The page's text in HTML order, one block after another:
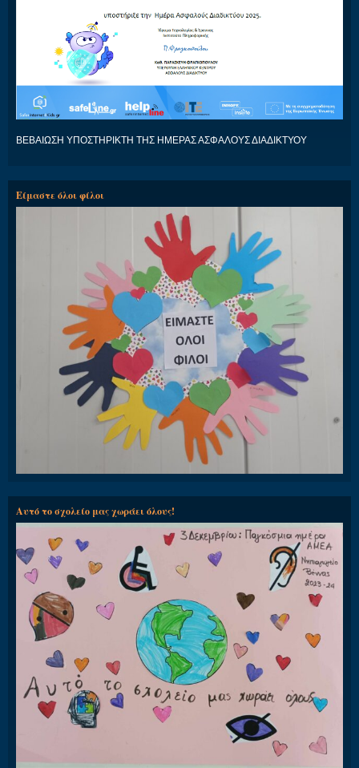
ΒΕΒΑΙΩΣΗ ΥΠΟΣΤΗΡΙΚΤΗ ΤΗΣ ΗΜΕΡΑΣ ΑΣΦΑΛΟΥΣ ΔΙΑΔΙΚΤΥΟΥ
Είμαστε όλοι φίλοι
Αυτό το σχολείο μας χωράει όλους!